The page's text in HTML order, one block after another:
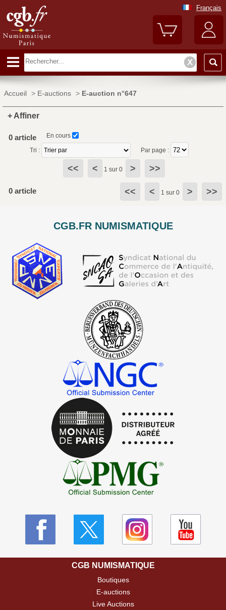
Français
Accueil > E-auctions > E-auction n°647
+ Affiner
0 article En cours
Tri : Par page :
<< < 1 sur 0 > >>
0 article << < 1 sur 0 > >>
CGB.FR NUMISMATIQUE
CGB NUMISMATIQUE
Boutiques
E-auctions
Live Auctions